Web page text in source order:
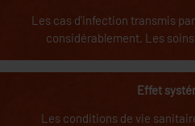
Les cas d'infection transmis
considérablement. Les
Effet
Les conditions de vie